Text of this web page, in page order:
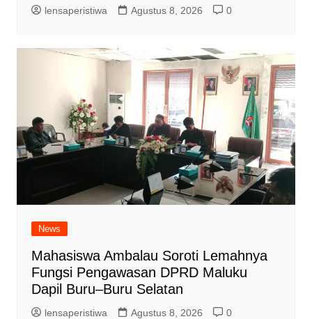
lensaperistiwa Agustus 8, 2026 0
News
Mahasiswa Ambalau Soroti Lemahnya
Fungsi Pengawasan DPRD Maluku
Dapil Buru–Buru Selatan
lensaperistiwa Agustus 8, 2026 0